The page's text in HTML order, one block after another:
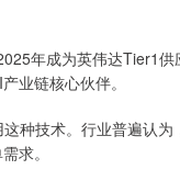
年成为英伟达Tier1
业链核心伙伴。
种技术。行业普遍认为
求。